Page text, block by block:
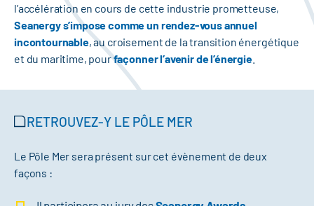
l’accélération en cours de cette industrie prometteuse,
Seanergy s’impose comme un rendez-vous annuel
incontournable, au croisement de la transition énergétique
et du maritime, pourfaçonner l’avenir de l’énergie.
RETROUVEZ-Y LE PÔLE MER
Le Pôle Mer sera présent sur cet évènement de deux
façons :